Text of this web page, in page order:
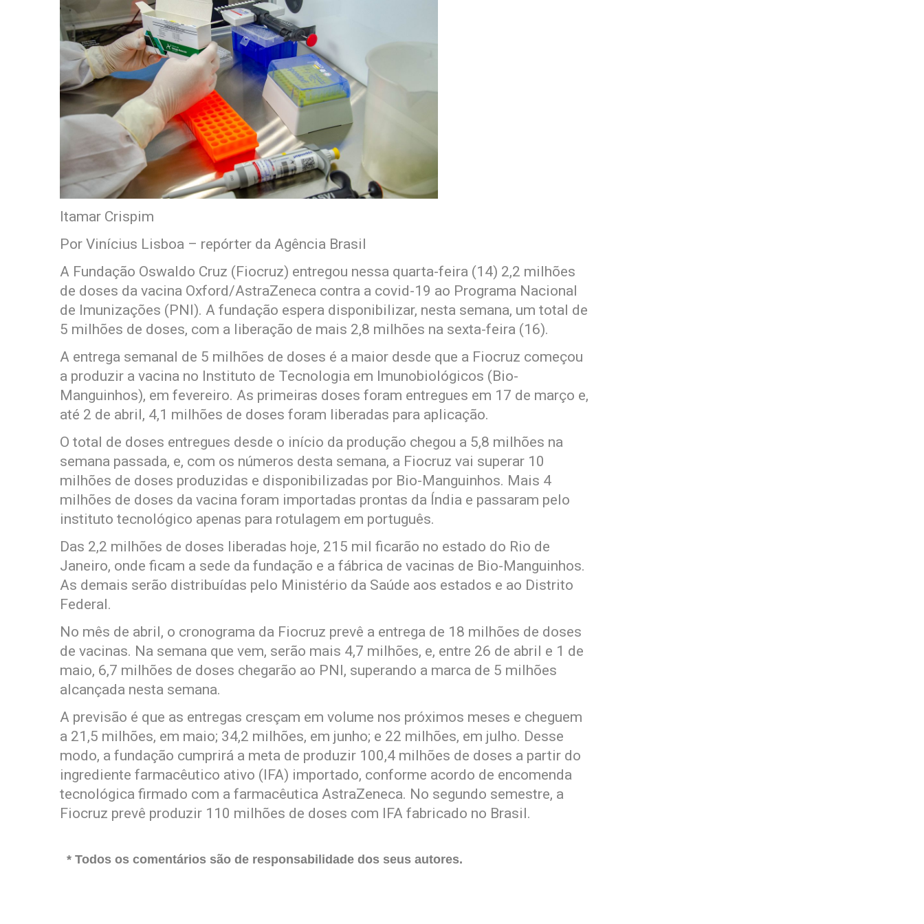
Itamar Crispim
Por Vinícius Lisboa – repórter da Agência Brasil
A Fundação Oswaldo Cruz (Fiocruz) entregou nessa quarta-feira (14) 2,2 milhões
de doses da vacina Oxford/AstraZeneca contra a covid-19 ao Programa Nacional
de Imunizações (PNI). A fundação espera disponibilizar, nesta semana, um total de
5 milhões de doses, com a liberação de mais 2,8 milhões na sexta-feira (16).
A entrega semanal de 5 milhões de doses é a maior desde que a Fiocruz começou
a produzir a vacina no Instituto de Tecnologia em Imunobiológicos (Bio-
Manguinhos), em fevereiro. As primeiras doses foram entregues em 17 de março e,
até 2 de abril, 4,1 milhões de doses foram liberadas para aplicação.
O total de doses entregues desde o início da produção chegou a 5,8 milhões na
semana passada, e, com os números desta semana, a Fiocruz vai superar 10
milhões de doses produzidas e disponibilizadas por Bio-Manguinhos. Mais 4
milhões de doses da vacina foram importadas prontas da Índia e passaram pelo
instituto tecnológico apenas para rotulagem em português.
Das 2,2 milhões de doses liberadas hoje, 215 mil ficarão no estado do Rio de
Janeiro, onde ficam a sede da fundação e a fábrica de vacinas de Bio-Manguinhos.
As demais serão distribuídas pelo Ministério da Saúde aos estados e ao Distrito
Federal.
No mês de abril, o cronograma da Fiocruz prevê a entrega de 18 milhões de doses
de vacinas. Na semana que vem, serão mais 4,7 milhões, e, entre 26 de abril e 1 de
maio, 6,7 milhões de doses chegarão ao PNI, superando a marca de 5 milhões
alcançada nesta semana.
A previsão é que as entregas cresçam em volume nos próximos meses e cheguem
a 21,5 milhões, em maio; 34,2 milhões, em junho; e 22 milhões, em julho. Desse
modo, a fundação cumprirá a meta de produzir 100,4 milhões de doses a partir do
ingrediente farmacêutico ativo (IFA) importado, conforme acordo de encomenda
tecnológica firmado com a farmacêutica AstraZeneca. No segundo semestre, a
Fiocruz prevê produzir 110 milhões de doses com IFA fabricado no Brasil.
* Todos os comentários são de responsabilidade dos seus autores.